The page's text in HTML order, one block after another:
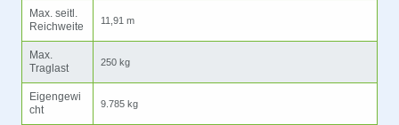
Max. seitl.
Reichweite
11,91 m
Max.
Traglast
250 kg
Eigengewi
cht
9.785 kg